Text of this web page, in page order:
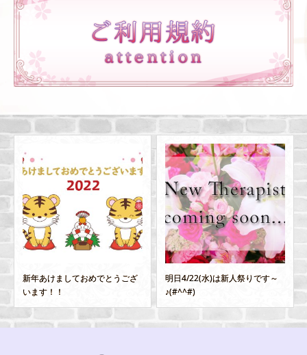
明日4/22(水)は新人祭りです～
♪(#^^#)
5/29(金)1日体験セラピスト
ご
案内可能！新体...